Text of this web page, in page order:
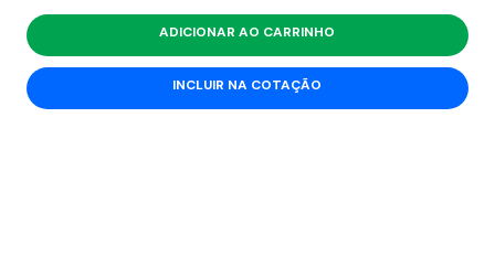
ADICIONAR AO CARRINHO
INCLUIR NA COTAÇÃO